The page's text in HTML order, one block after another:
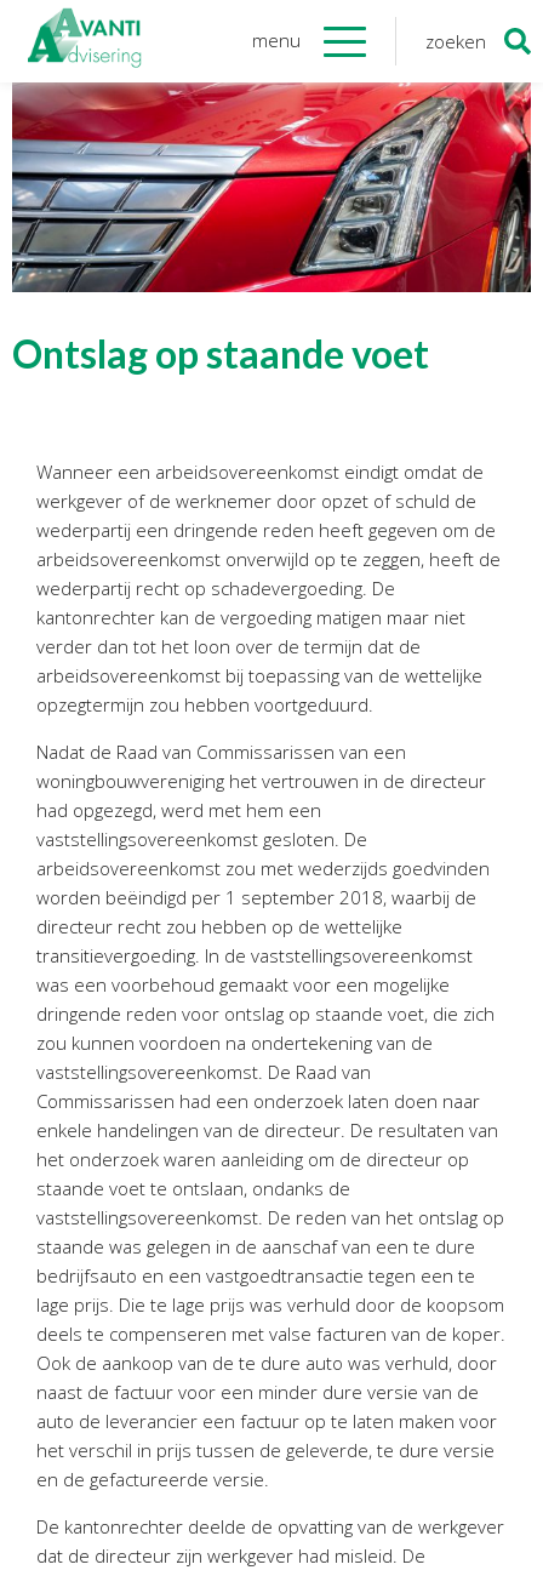
menu zoeken
Organisatie
Onze medewerkers
NOAB gecertificeerd
Algemene verordening
gegevensbescherming
Sponsoring
Startersbegeleiding
Tijdelijk financieel personeel
Personeel & Organisatie
Bedrijfseconomisch advies
Belastingadvies Purmerend
Online boekhouden
Nieuwsbrief
Nieuwsoverzicht
Handige links
Downloads
Contact
AvantiOnline
Twinfield – Boekhouden
BaseCone – Facturen
Visionplanner – Rapportage
Klantenportaal – Online dossiers
Online Salaris – Salarissen
Nextens-Accorderen aangiften
Zoeken
naar:
Ontslag op staande voet
Wanneer een arbeidsovereenkomst eindigt omdat de
werkgever of de werknemer door opzet of schuld de
wederpartij een dringende reden heeft gegeven om de
arbeidsovereenkomst onverwijld op te zeggen, heeft de
wederpartij recht op schadevergoeding. De
kantonrechter kan de vergoeding matigen maar niet
verder dan tot het loon over de termijn dat de
arbeidsovereenkomst bij toepassing van de wettelijke
opzegtermijn zou hebben voortgeduurd.
Nadat de Raad van Commissarissen van een
woningbouwvereniging het vertrouwen in de directeur
had opgezegd, werd met hem een
vaststellingsovereenkomst gesloten. De
arbeidsovereenkomst zou met wederzijds goedvinden
worden beëindigd per 1 september 2018, waarbij de
directeur recht zou hebben op de wettelijke
transitievergoeding. In de vaststellingsovereenkomst
was een voorbehoud gemaakt voor een mogelijke
dringende reden voor ontslag op staande voet, die zich
zou kunnen voordoen na ondertekening van de
vaststellingsovereenkomst. De Raad van
Commissarissen had een onderzoek laten doen naar
enkele handelingen van de directeur. De resultaten van
het onderzoek waren aanleiding om de directeur op
staande voet te ontslaan, ondanks de
vaststellingsovereenkomst. De reden van het ontslag op
staande was gelegen in de aanschaf van een te dure
bedrijfsauto en een vastgoedtransactie tegen een te
lage prijs. Die te lage prijs was verhuld door de koopsom
deels te compenseren met valse facturen van de koper.
Ook de aankoop van de te dure auto was verhuld, door
naast de factuur voor een minder dure versie van de
auto de leverancier een factuur op te laten maken voor
het verschil in prijs tussen de geleverde, te dure versie
en de gefactureerde versie.
De kantonrechter deelde de opvatting van de werkgever
dat de directeur zijn werkgever had misleid. De